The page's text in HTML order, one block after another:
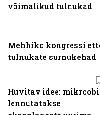
Huvitav idee:
lennutatakse
võimalikud tulnukad
Mehhiko kongressi
tulnukate surnukehad